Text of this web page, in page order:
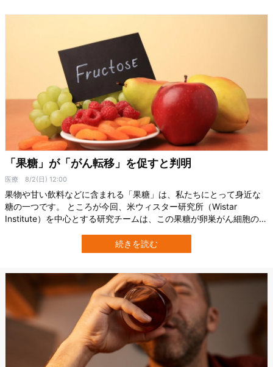
「果糖」が「がん転移」を促すと判明
医療 8/2(日) 12:00
果物や甘い飲料などに含まれる「果糖」は、私たちにとって身近な
糖の一つです。 ところが今回、米ウィスター研究所（Wistar
Institute）を中心とする研究チームは、この果糖が卵巣がん細胞の接
成果は2026年7月30日付で学術誌『Nature Aging』に掲載されてい
ます。 がんが広がる第一歩は「元の腫瘍から離れること」 がんの
続きを読む